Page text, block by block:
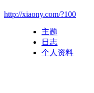
http://xiaony.com/?100
主题
日志
个人资料